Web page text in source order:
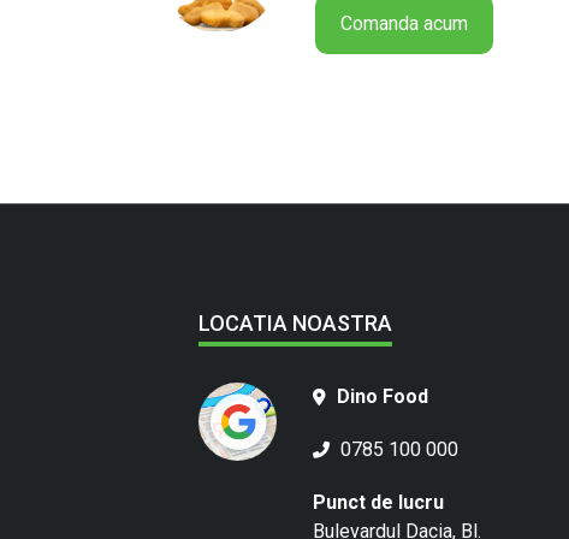
Comanda acum
LOCATIA NOASTRA
Dino Food
0785 100 000
Punct de lucru
Bulevardul Dacia, Bl.